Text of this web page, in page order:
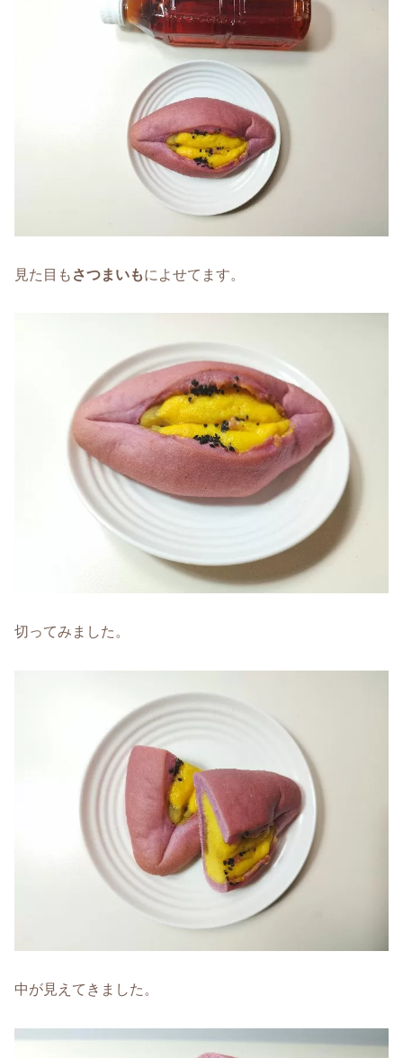
見た目も さつまいもによせてます。
切ってみました。
中が見えてきました。